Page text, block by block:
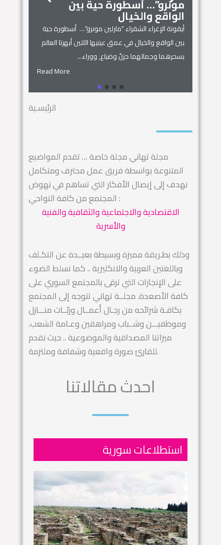
مونرو”… أسطورة حية بين
الواقع والخيال
أيقونة الإغراء الشقراء “مارلين مونرو”… أسطورة حية
بين الواقع والخيال في عمق عينيها اللتين أبهرتا العالم
بسحرهما وجمالهما حزنٌ وضياع, ووراء...
Read More
الرئيسـية
مجلة تهاني مجلة خاصة … تقدم المواضيع
المتنوعة بواسطة فريق عمل محترف ومتكامل
نهدف إلى إيصال الأفكار التي تساهم في نهوض
المجتمع من كافة النواحي :
الاقتصادية والاجتماعية والثقافية والفنية
والأسرية
وذلك بطـريقة مميزة وبسيطة بعيــدة عن التكـلف
وباللغتين العربية والانكليزية .. كما نسلط الضوء
على الإنجازات التي ترقى بالمجتمع السوري على
كافة الأصعدة. مجلــة تهاني تتوجه إلى المجتمع
بكافـة شرائحه من رجـال أعمــال وربّــات منـــازل
وموظفيـــن وشــباب ومراهقين وعـامة الشعب.
ميزاتنا المصداقية والموضوعية .. حيث نقدم
للقارئ صورة واقعية وشفافة وملتزمة.
احدث مقالاتنا
استطلاعات سورية